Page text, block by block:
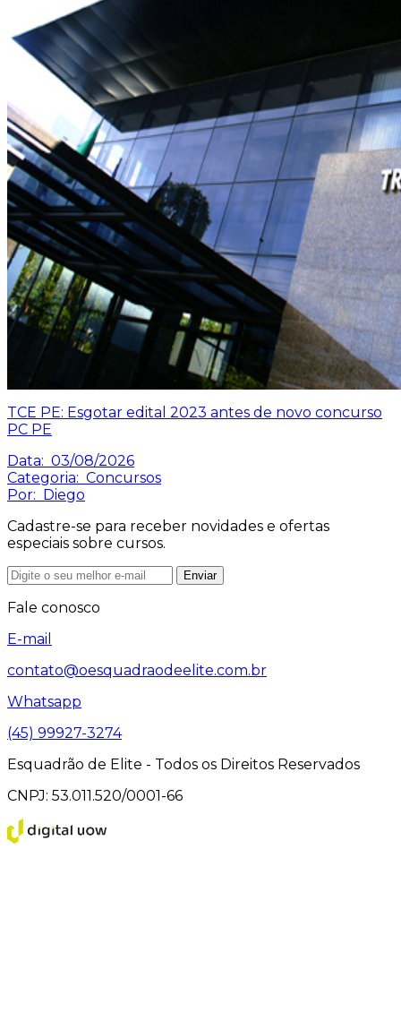
TCE PE: Esgotar edital 2023 antes de novo concurso
PC PE
Data: 03/08/2026
Categoria: Concursos
Por:
Diego
Cadastre-se para receber novidades e ofertas
especiais sobre cursos.
Enviar
Fale conosco
E-mail
contato@oesquadraodeelite.com.br
Whatsapp
(45) 99927-3274
Esquadrão de Elite - Todos os Direitos Reservados
CNPJ: 53.011.520/0001-66